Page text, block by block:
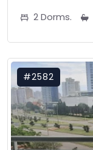
2 Dorms.
#2582